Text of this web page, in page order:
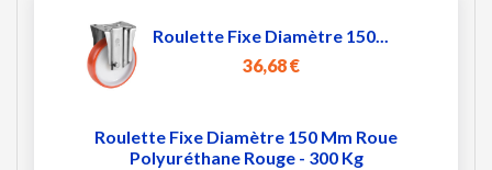
Roulette Fixe Diamètre 150...
36,68 €
Roulette Fixe Diamètre 150 Mm Roue
Polyuréthane Rouge - 300 Kg